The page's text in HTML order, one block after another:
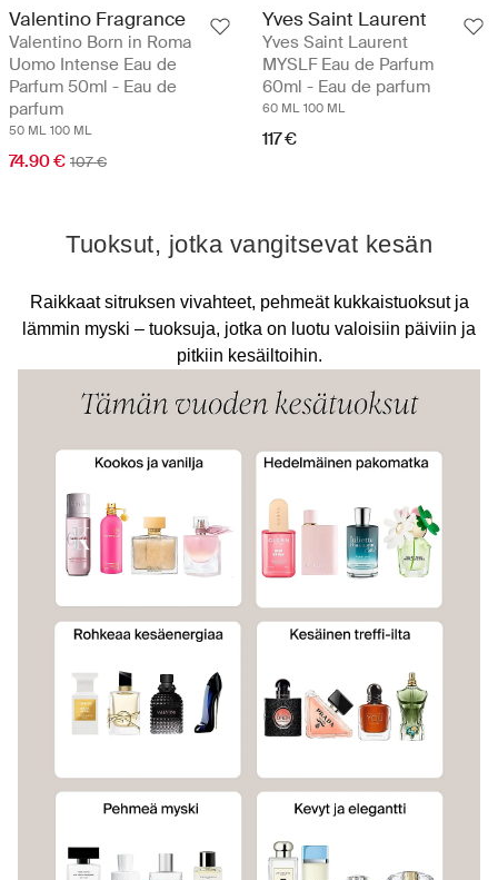
Valentino Fragrance
Valentino Born in Roma
Uomo Intense Eau de
Parfum 50ml - Eau de
parfum
50 ML 100 ML
74.90 € 107 €
Yves Saint Laurent
Yves Saint Laurent
MYSLF Eau de Parfum
60ml - Eau de parfum
60 ML 100 ML
117 €
Tuoksut, jotka vangitsevat kesän
Raikkaat sitruksen vivahteet, pehmeät kukkaistuoksut ja
lämmin myski – tuoksuja, jotka on luotu valoisiin päiviin ja
pitkiin kesäiltoihin.